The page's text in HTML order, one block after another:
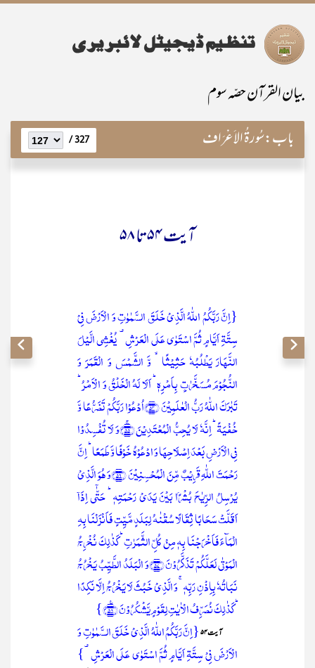
بیان القرآن حصّہ سوم
باب:سُورۃُ الاَعْرَاف 327 /
آیت ۵۴ تا ۵۸
{اِنَّ رَبَّکُمُ اللّٰہُ الَّذِیۡ خَلَقَ السَّمٰوٰتِ وَ الۡاَرۡضَ فِیۡ
سِتَّۃِ اَیَّامٍ ثُمَّ اسۡتَوٰی عَلَی الۡعَرۡشِ ۟ یُغۡشِی الَّیۡلَ
النَّہَارَ یَطۡلُبُہٗ حَثِیۡثًا ۙ وَّ الشَّمۡسَ وَ الۡقَمَرَ وَ
النُّجُوۡمَ مُسَخَّرٰتٍۭ بِاَمۡرِہٖ ؕ اَلَا لَہُ الۡخَلۡقُ وَ الۡاَمۡرُ ؕ
تَبٰرَکَ اللّٰہُ رَبُّ الۡعٰلَمِیۡنَ ﴿۵۴﴾اُدۡعُوۡا رَبَّکُمۡ تَضَرُّعًا وَّ
خُفۡیَۃً ؕ اِنَّہٗ لَا یُحِبُّ الۡمُعۡتَدِیۡنَ ﴿ۚ۵۵﴾وَ لَا تُفۡسِدُوۡا
فِی الۡاَرۡضِ بَعۡدَ اِصۡلَاحِہَا وَ ادۡعُوۡہُ خَوۡفًا وَّ طَمَعًا ؕ اِنَّ
رَحۡمَتَ اللّٰہِ قَرِیۡبٌ مِّنَ الۡمُحۡسِنِیۡنَ ﴿۵۶﴾وَ ہُوَ الَّذِیۡ
یُرۡسِلُ الرِّیٰحَ بُشۡرًۢا بَیۡنَ یَدَیۡ رَحۡمَتِہٖ ؕ حَتّٰۤی اِذَاۤ
اَقَلَّتۡ سَحَابًا ثِقَالًا سُقۡنٰہُ لِبَلَدٍ مَّیِّتٍ فَاَنۡزَلۡنَا بِہِ
الۡمَآءَ فَاَخۡرَجۡنَا بِہٖ مِنۡ کُلِّ الثَّمَرٰتِ ؕ کَذٰلِکَ نُخۡرِجُ
الۡمَوۡتٰی لَعَلَّکُمۡ تَذَکَّرُوۡنَ ﴿۵۷﴾وَ الۡبَلَدُ الطَّیِّبُ یَخۡرُجُ
نَبَاتُہٗ بِاِذۡنِ رَبِّہٖ ۚ وَ الَّذِیۡ خَبُثَ لَا یَخۡرُجُ اِلَّا نَکِدًا
ؕ کَذٰلِکَ نُصَرِّفُ الۡاٰیٰتِ لِقَوۡمٍ یَّشۡکُرُوۡنَ ﴿٪۵۸﴾}
آیت ۵۴ {اِنَّ رَبَّکُمُ اللّٰہُ الَّذِیۡ خَلَقَ السَّمٰوٰتِ وَ
الۡاَرۡضَ فِیۡ سِتَّۃِ اَیَّامٍ ثُمَّ اسۡتَوٰی عَلَی الۡعَرۡشِ ۟}